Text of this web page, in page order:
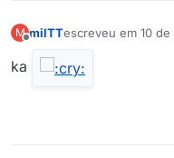
M milTTescreveu em 10
última edição por
ka